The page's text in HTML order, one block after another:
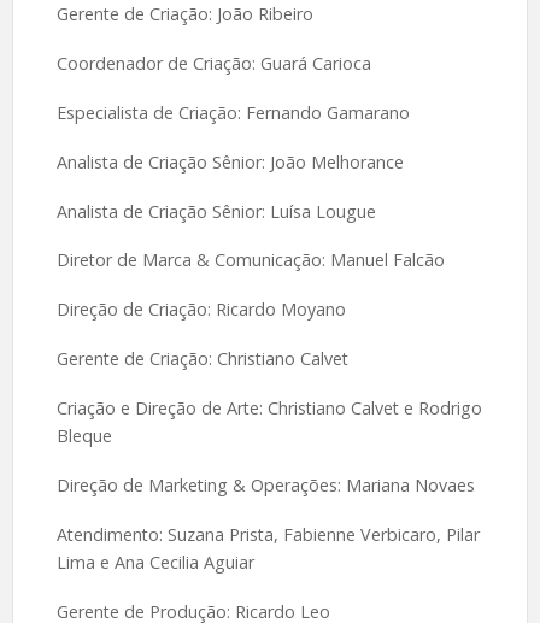
Gerente de Criação: João Ribeiro
Coordenador de Criação: Guará Carioca
Especialista de Criação: Fernando Gamarano
Analista de Criação Sênior: João Melhorance
Analista de Criação Sênior: Luísa Lougue
Diretor de Marca & Comunicação: Manuel Falcão
Direção de Criação: Ricardo Moyano
Gerente de Criação: Christiano Calvet
Criação e Direção de Arte: Christiano Calvet e Rodrigo
Bleque
Direção de Marketing & Operações: Mariana Novaes
Atendimento: Suzana Prista, Fabienne Verbicaro, Pilar
Lima e Ana Cecilia Aguiar
Gerente de Produção: Ricardo Leo